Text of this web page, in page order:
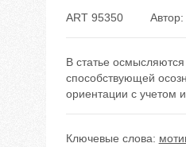
ART 95350 Автор:
В статье
способствующей
ориентации с учетом
Ключевые слова: